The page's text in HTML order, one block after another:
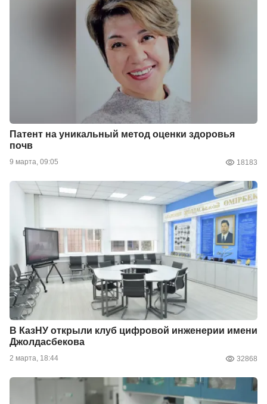
Патент на уникальный метод оценки здоровья
почв
9 марта, 09:05 18183
В КазНУ открыли клуб цифровой инженерии имени
Джолдасбекова
2 марта, 18:44 32868